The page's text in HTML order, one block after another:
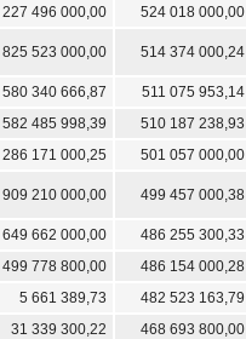
227 496 000,00 524 018 000,00
825 523 000,00 514 374 000,24
580 340 666,87 511 075 953,14
582 485 998,39 510 187 238,93
286 171 000,25 501 057 000,00
909 210 000,00 499 457 000,38
649 662 000,00 486 255 300,33
499 778 800,00 486 154 000,28
5 661 389,73 482 523 163,79
31 339 300,22 468 693 800,00